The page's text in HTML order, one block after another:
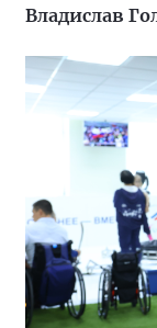
Владислав